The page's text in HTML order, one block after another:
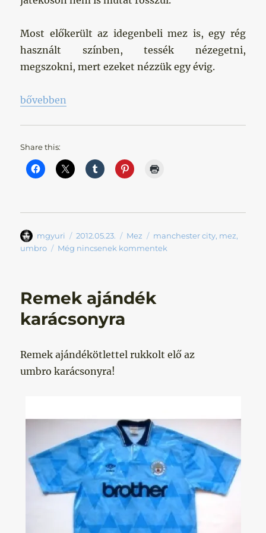
Most előkerült az idegenbeli mez is, egy rég
használt színben, tessék nézegetni,
megszokni, mert ezeket nézzük egy évig.
„Az új mezek”
bővebben
Share this:
Szerző
mgyuri Közzétéve
2012.05.23. Kategória
Mez Címke
manchester city, mez,
umbro
Még nincsenek kommentek
Remek ajándék
karácsonyra
Remek ajándékötlettel rukkolt elő az
umbro karácsonyra!